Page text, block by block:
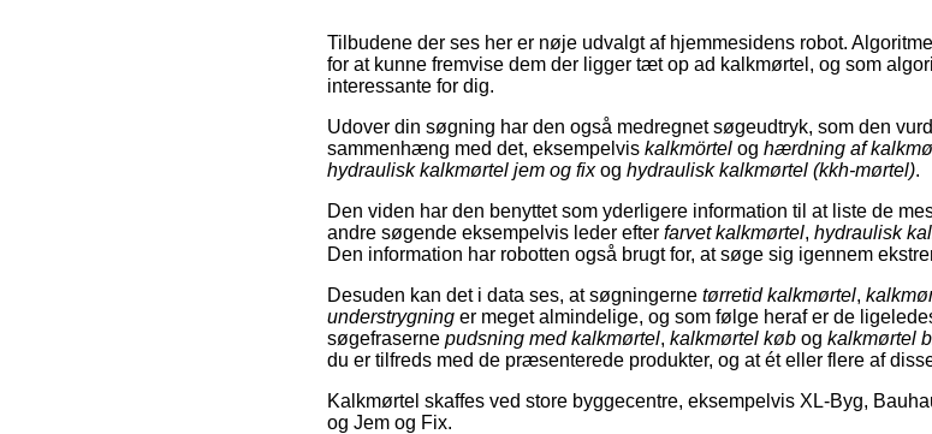
Tilbudene der ses her er nøje udvalgt af hjemmesidens robot.
for at kunne fremvise dem der ligger tæt op ad kalkmørtel, og som
interessante for dig.
Udover din søgning har den også medregnet søgeudtryk, som den
sammenhæng med det, eksempelvis kalkmörtel og hærdning af
hydraulisk kalkmørtel jem og fixog hydraulisk kalkmørtel (kkh-mørtel).
Den viden har den benyttet som yderligere information til at liste de
andre søgende eksempelvis leder efter farvet kalkmørtel, hydraulisk
Den information har robotten også brugt for, at søge sig igennem
Desuden kan det i data ses, at søgningerne tørretid kalkmørtel,
understrygning er meget almindelige, og som følge heraf er de
søgefraserne pudsning med kalkmørtel, kalkmørtel køb og kalkmørtel
du er tilfreds med de præsenterede produkter, og at ét eller flere af
Kalkmørtel skaffes ved store byggecentre, eksempelvis XL-Byg,
og Jem og Fix.